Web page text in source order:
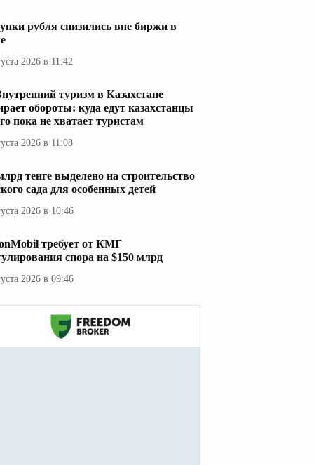
рубля снизились вне биржи в
2026 в 11:42
туризм в Казахстане
обороты: куда едут казахстанцы
пока не хватает туристам
2026 в 11:08
тенге выделено на строительство
сада для особенных детей
2026 в 10:46
требует от КМГ
спора на $150 млрд
2026 в 09:46